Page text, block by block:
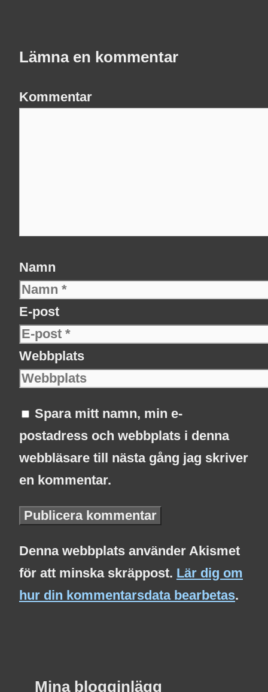
Lämna en kommentar
Kommentar
Namn
E-post
Webbplats
Spara mitt namn, min e-
postadress och webbplats i denna
webbläsare till nästa gång jag skriver
en kommentar.
Denna webbplats använder Akismet
för att minska skräppost. Lär dig om
hur din kommentarsdata bearbetas.
Mina blogginlägg